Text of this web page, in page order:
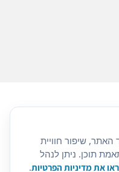
שיפור חוויית
תוכן. ניתן לנהל
את מדיניות הפרטיות.